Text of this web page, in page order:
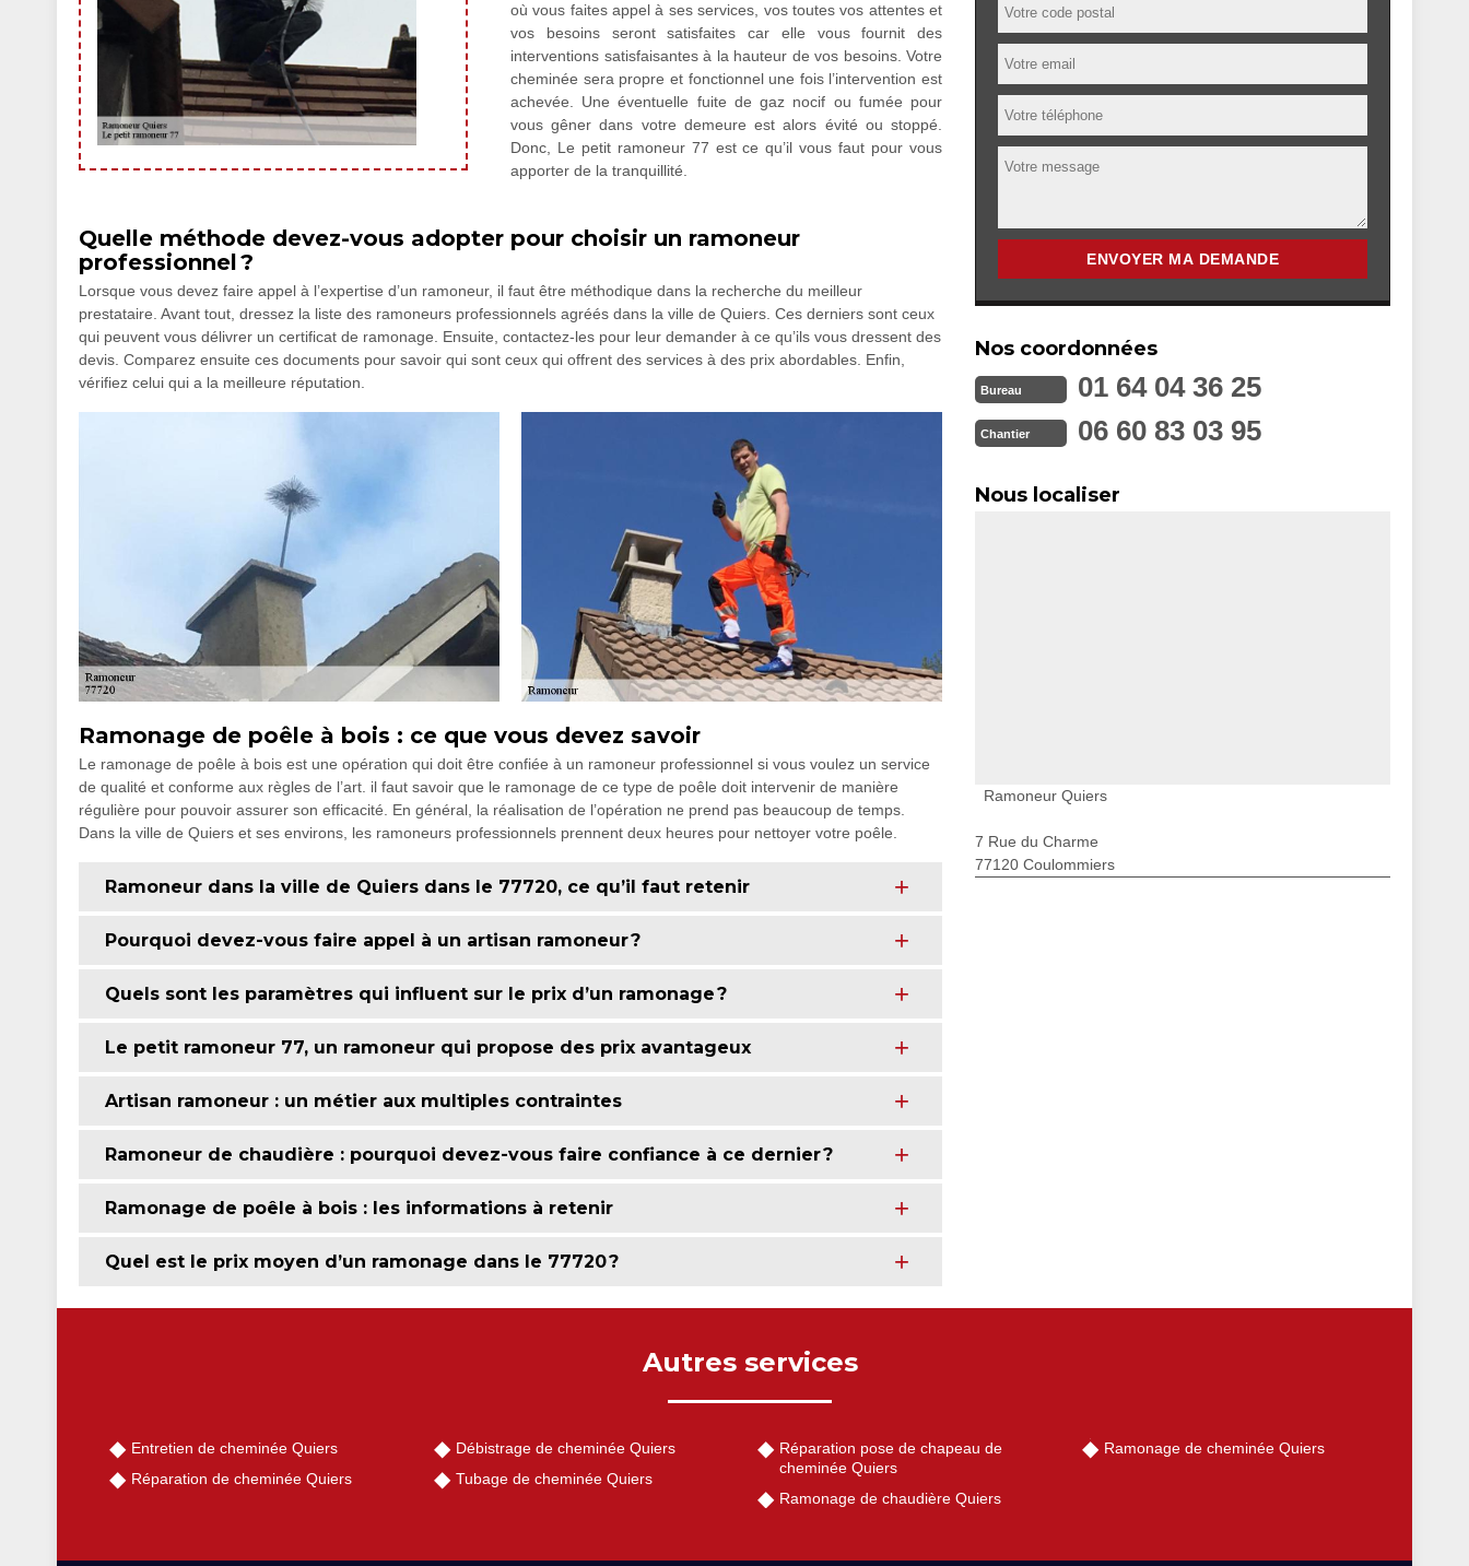
où vous faites appel à ses services, vos toutes vos attentes et
vos besoins seront satisfaites car elle vous fournit des
interventions satisfaisantes à la hauteur de vos besoins. Votre
cheminée sera propre et fonctionnel une fois l’intervention est
achevée. Une éventuelle fuite de gaz nocif ou fumée pour
vous gêner dans votre demeure est alors évité ou stoppé.
Donc, Le petit ramoneur 77 est ce qu’il vous faut pour vous
apporter de la tranquillité.
Quelle méthode devez-vous adopter pour choisir un ramoneur
professionnel ?
Lorsque vous devez faire appel à l’expertise d’un ramoneur, il faut être méthodique dans la recherche du meilleur
prestataire. Avant tout, dressez la liste des ramoneurs professionnels agréés dans la ville de Quiers. Ces derniers sont ceux
qui peuvent vous délivrer un certificat de ramonage. Ensuite, contactez-les pour leur demander à ce qu’ils vous dressent des
devis. Comparez ensuite ces documents pour savoir qui sont ceux qui offrent des services à des prix abordables. Enfin,
vérifiez celui qui a la meilleure réputation.
Ramonage de poêle à bois : ce que vous devez savoir
Le ramonage de poêle à bois est une opération qui doit être confiée à un ramoneur professionnel si vous voulez un service
de qualité et conforme aux règles de l’art. il faut savoir que le ramonage de ce type de poêle doit intervenir de manière
régulière pour pouvoir assurer son efficacité. En général, la réalisation de l’opération ne prend pas beaucoup de temps.
Dans la ville de Quiers et ses environs, les ramoneurs professionnels prennent deux heures pour nettoyer votre poêle.
Ramoneur dans la ville de Quiers dans le 77720, ce qu’il faut retenir
Pourquoi devez-vous faire appel à un artisan ramoneur ?
Quels sont les paramètres qui influent sur le prix d’un ramonage ?
Le petit ramoneur 77, un ramoneur qui propose des prix avantageux
Artisan ramoneur : un métier aux multiples contraintes
Ramoneur de chaudière : pourquoi devez-vous faire confiance à ce dernier ?
Ramonage de poêle à bois : les informations à retenir
Quel est le prix moyen d’un ramonage dans le 77720 ?
Nos coordonnées
Bureau 01 64 04 36 25
Chantier 06 60 83 03 95
Nous localiser
Ramoneur Quiers
7 Rue du Charme
77120 Coulommiers
Autres services
Entretien de cheminée Quiers
Réparation de cheminée Quiers
Débistrage de cheminée Quiers
Tubage de cheminée Quiers
Réparation pose de chapeau de
cheminée Quiers
Ramonage de chaudière Quiers
Ramonage de cheminée Quiers